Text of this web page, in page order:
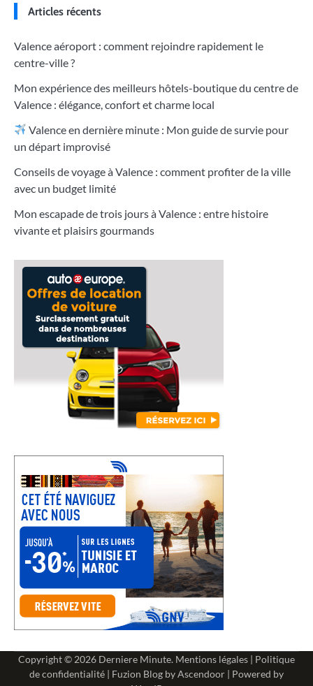
Articles récents
Valence aéroport : comment rejoindre rapidement le
centre-ville ?
Mon expérience des meilleurs hôtels-boutique du centre de
Valence : élégance, confort et charme local
Valence en dernière minute : Mon guide de survie pour
un départ improvisé
Conseils de voyage à Valence : comment profiter de la ville
avec un budget limité
Mon escapade de trois jours à Valence : entre histoire
vivante et plaisirs gourmands
Copyright © 2026 Derniere Minute. Mentions légales | Politique
de confidentialité | Fuzion Blog byAscendoor | Powered by